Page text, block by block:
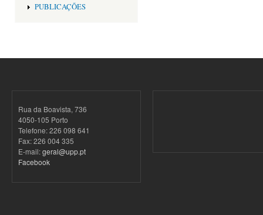
PUBLICAÇÕES
Rua da Boavista, 736
4050-105 Porto
Telefone: 226 098 641
Fax: 226 004 335
E-mail:geral@upp.pt
Facebook